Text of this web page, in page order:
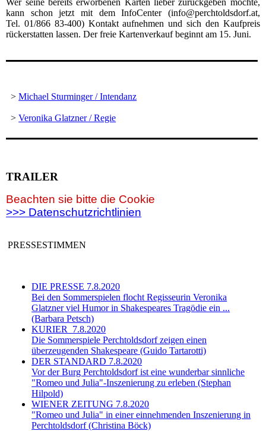
Wer seine bereits erworbenen Karten lieber zurückgeben möchte,
kann schon jetzt mit dem InfoCenter (info@perchtoldsdorf.at,
Tel. 01/866 83-400) Kontakt aufnehmen und sich den Kaufpreis
rückerstatten lassen. Der freie Kartenverkauf beginnt am 15. Juni.
>Michael Sturminger / Intendanz
>Veronika Glatzner / Regie
TRAILER
Beachten sie bitte die Cookie
>>> Datenschutzrichtlinien
PRESSESTIMMEN
DIE PRESSE 7.8.2020
Bei den Sommerspielen flocht Regisseurin Veronika
Glatzner viel Humor in Shakespeares Tragödie ein ...
(Barbara Petsch)
KURIER 7.8.2020
Die Sommerspiele Perchtoldsdorf zeigen einen
überzeugenden Shakespeare (Guido Tartarotti)
DER STANDARD 7.8.2020
Vor der Burg Perchtoldsdorf ist eine wunderbar sinnliche
"Romeo und Julia"-Inszenierung zu erleben (Stephan
Hilpold)
WIENER ZEITUNG 7.8.2020
"Romeo und Julia" in einer einnehmenden Inszenierung in
Perchtoldsdorf (Christina Böck)